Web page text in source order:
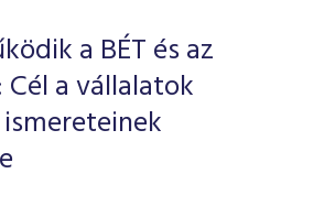
a BÉT és az
Cél a vállalatok